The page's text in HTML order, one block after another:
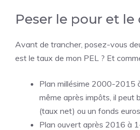
Peser le pour et le
Avant de trancher, posez-vous
est le taux de mon PEL ? Et
Plan millésime 2000-2015
même après impôts, il peut
(taux net) ou un fonds
Plan ouvert après 2016 à